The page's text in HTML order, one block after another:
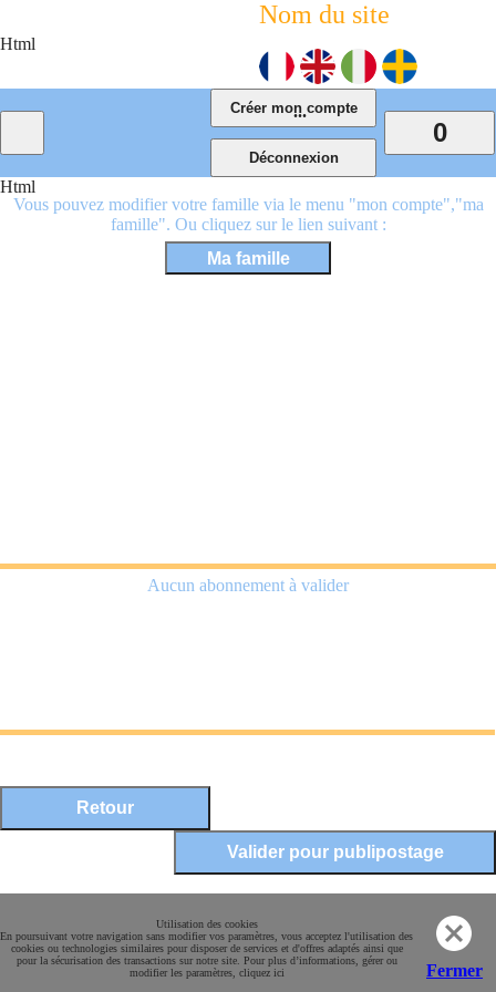
Html
Nom du site
Html
0
...
Vous pouvez modifier votre famille via le menu "mon compte","ma
famille". Ou cliquez sur le lien suivant :
Aucun abonnement à valider
Utilisation des cookies
En poursuivant votre navigation sans modifier vos paramètres, vous acceptez l'utilisation des
cookies ou technologies similaires pour disposer de services et d'offres adaptés ainsi que
pour la sécurisation des transactions sur notre site. Pour plus d’informations, gérer ou
modifier les paramètres, cliquez ici
Fermer
Paiement sécurisé
Conditions Générales de Vente